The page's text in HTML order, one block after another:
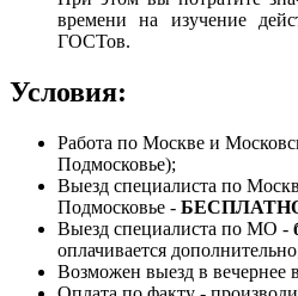
времени на изучение
ГОСТов.
Условия:
Работа по Москве и
Подмосковье);
Выезд специалиста по
Подмосковье -
Выезд специалиста по МО -
оплачивается
Возможен выезд в вечернее